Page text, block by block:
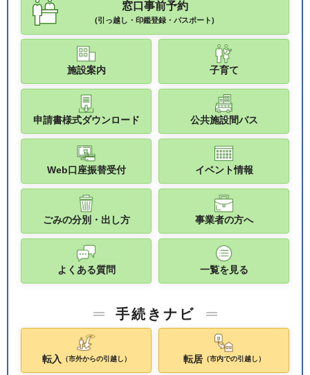
窓口事前予約
(引っ越し・印鑑登録・パスポート)
施設案内 子育て
申請書様式ダウンロード 公共施設間バス
Web口座振替受付 イベント情報
ごみの分別・出し方 事業者の方へ
よくある質問 一覧を見る
手続きナビ
転入 （市外からの引越し） 転居（市内での引越し）